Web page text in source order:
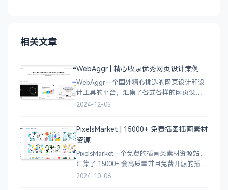
相关文章
WebAggr | 精心收录优秀网页设计案例
WebAggr一个国外精心挑选的网页设计和设
计工具的平台，汇集了各式各样的网页设计
案例，涵盖个人博客、时尚、设计、机构、
计，应
2024-12-05
PixelsMarket | 15000+ 免费插图插画素材
资源
PixelsMarket一个免费的插画类素材资源站，
汇集了 15000+ 套高质量并且免费开源的插图
插画和图标资源。
2024-10-06